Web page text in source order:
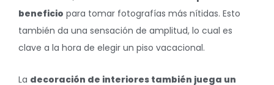
beneficio para tomar fotografías más nítidas. Esto
también da una sensación de amplitud, lo cual es
clave a la hora de elegir un piso vacacional.
La decoración de interiores también juega un